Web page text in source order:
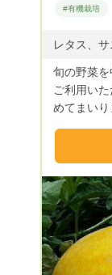
#有機栽培
旬の野菜を
ご利用い
めてまいり
の使用は
掛けております。 ※指名
る場合の
尚、発送
ですが、
ていただきます。 送料は
場合、下記
金330円を加